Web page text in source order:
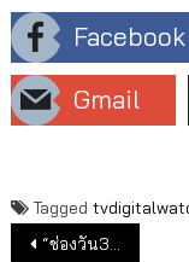
Facebook
Gmail
Tagged
แนะแนวเรื่อง
“ช่องวัน31” จัดเต็มคาราเบล เปิดผังละคร 1 ทุ่ม